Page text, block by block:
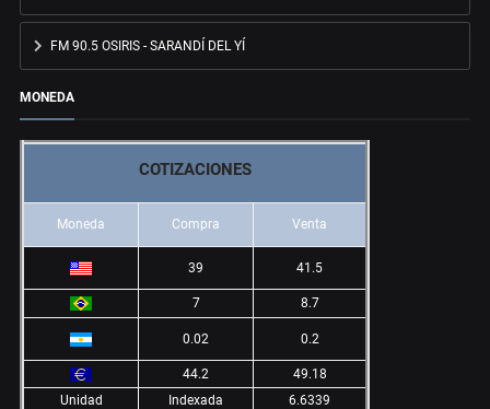
FM 90.5 OSIRIS - SARANDÍ DEL YÍ
MONEDA
COTIZACIONES
Moneda Compra Venta
39 41.5
7 8.7
0.02 0.2
44.2
49.18
Unidad
Indexada 6.6339